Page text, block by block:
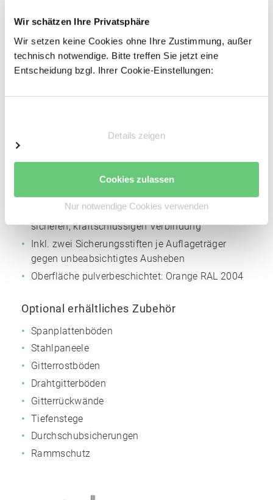
Wir schätzen Ihre Privatsphäre
Wir setzen keine Cookies ohne Ihre Zustimmung, außer
technisch notwendige. Bitte treffen Sie jetzt eine
Entscheidung bzgl. Ihrer Cookie-Einstellungen:
Details zeigen
Cookies zulassen
Nur notwendige Cookies verwenden
Omega Rahmenprofil
Profiliertes Bandstahl
Profilbreite: 85 mm
Kaltgewalztes Kastenprofil
Angeschweißte Vier-Finger-Einhängelasche zur
sicheren, kraftschlüssigen Verbindung
Inkl. zwei Sicherungsstiften je Auflageträger
gegen unbeabsichtigtes Ausheben
Oberfläche pulverbeschichtet: Orange RAL 2004
Optional erhältliches Zubehör
Spanplattenböden
Stahlpaneele
Gitterrostböden
Drahtgitterböden
Gitterrückwände
Tiefenstege
Durchschubsicherungen
Rammschutz